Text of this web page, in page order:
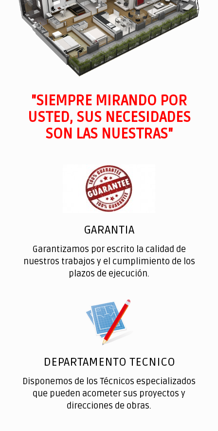
"SIEMPRE MIRANDO POR
USTED, SUS NECESIDADES
SON LAS NUESTRAS"
GARANTIA
Garantizamos por escrito la calidad de
nuestros trabajos y el cumplimiento de los
plazos de ejecución.
DEPARTAMENTO TECNICO
Disponemos de los Técnicos especializados
que pueden acometer sus proyectos y
direcciones de obras.